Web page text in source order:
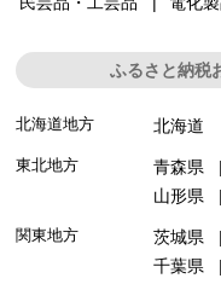
ふるさと納税
北海道地方 北海道
東北地方 青森県
山形県
関東地方 茨城県
千葉県